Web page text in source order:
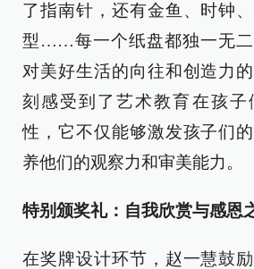
了指南针，还有金鱼、时钟
型……每一个纸盘都独一无二
对美好生活的向往和创造力
刻感受到了艺术教育在孩子
性，它不仅能够激发孩子们
养他们的观察力和审美能力。
特别颁奖礼：自我欣赏与感恩
在奖牌设计环节，赵一慧鼓